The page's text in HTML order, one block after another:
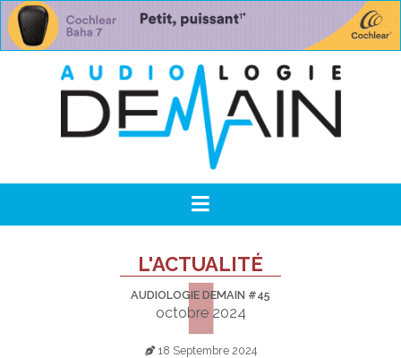
L'ACTUALITÉ
AUDIOLOGIE DEMAIN #45
octobre 2024
18 Septembre 2024